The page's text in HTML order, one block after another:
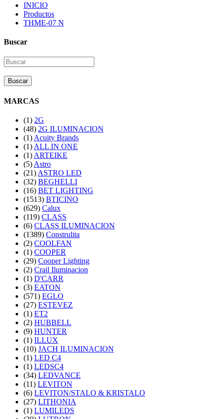
INICIO
Productos
THME-07 N
Buscar
Buscar
MARCAS
(1) 2G
(48) 2G ILUMINACION
(1) Acuity Brands
(1) ALL IN ONE
(1) ARTEIKE
(5) Astro
(21) ASTRO LED
(32) BEGHELLI
(16) BET LIGHTING
(1513) BTICINO
(629) Calux
(119) CLASS
(6) CLASS ILUMINACION
(1389) Construlita
(2) COOLFAN
(1) COOPER
(29) Cooper Lighting
(2) Crail Iluminacion
(1) D'CARR
(3) EATON
(571) EGLO
(27) ESTEVEZ
(1) ET2
(2) HUBBELL
(9) HUNTER
(1) ILLUX
(10) JACH ILUMINACION
(1) LED C4
(1) LEDSC4
(34) LEDVANCE
(11) LEVITON
(6) LEVITON/STALO & KRISTALO
(27) LITHONIA
(1) LUMILEDS